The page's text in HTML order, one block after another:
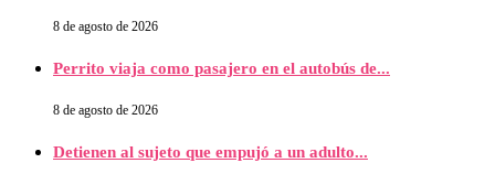
8 de agosto de 2026
Perrito viaja como pasajero en el autobús de...
8 de agosto de 2026
Detienen al sujeto que empujó a un adulto...